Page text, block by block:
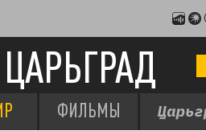
ЦАРЬГРАД
ФИЛЬМЫ